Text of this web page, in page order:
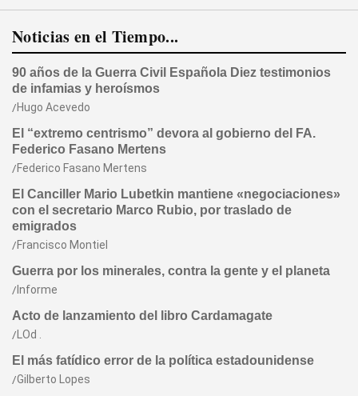
Noticias en el Tiempo...
90 años de la Guerra Civil Española Diez testimonios
de infamias y heroísmos
Hugo Acevedo
El “extremo centrismo” devora al gobierno del FA.
Federico Fasano Mertens
Federico Fasano Mertens
El Canciller Mario Lubetkin mantiene «negociaciones»
con el secretario Marco Rubio, por traslado de
emigrados
Francisco Montiel
Guerra por los minerales, contra la gente y el planeta
Informe
Acto de lanzamiento del libro Cardamagate
LOd .
El más fatídico error de la política estadounidense
Gilberto Lopes